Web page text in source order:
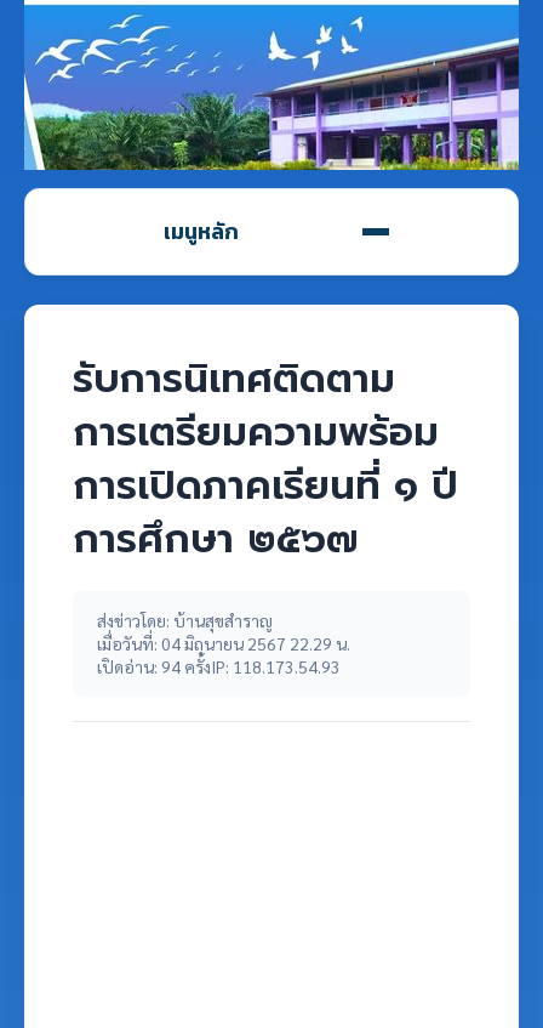
เมนูหลัก
รับการนิเทศติดตาม
การเตรียมความพร้อม
การเปิดภาคเรียนที่ ๑ ปี
การศึกษา ๒๕๖๗
ส่งข่าวโดย: บ้านสุขสำราญ
เมื่อวันที่: 04 มิถุนายน 2567 22.29 น.
เปิดอ่าน: 94 ครั้งIP: 118.173.54.93